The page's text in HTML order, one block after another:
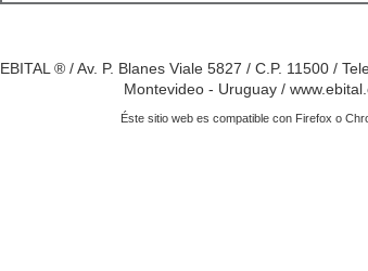
EBITAL ® / Av. P. Blanes Viale 5827 / C.P. 11500 /
Montevideo - Uruguay /
Éste sitio web es compatible con Firefox o